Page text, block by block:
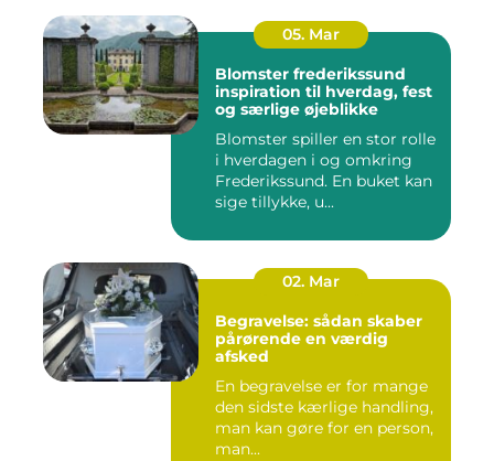
05. Mar
Blomster frederikssund
inspiration til hverdag, fest
og særlige øjeblikke
Blomster spiller en stor rolle
i hverdagen i og omkring
Frederikssund. En buket kan
sige tillykke, u...
02. Mar
Begravelse: sådan skaber
pårørende en værdig
afsked
En begravelse er for mange
den sidste kærlige handling,
man kan gøre for en person,
man...